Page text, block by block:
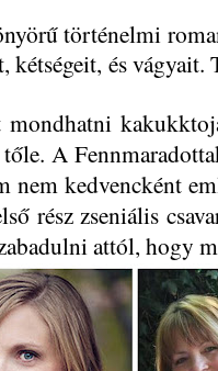
történelmi
és vágyait.
mondhatni
A
nem kedvencként
rész zseniális
attól, hogy